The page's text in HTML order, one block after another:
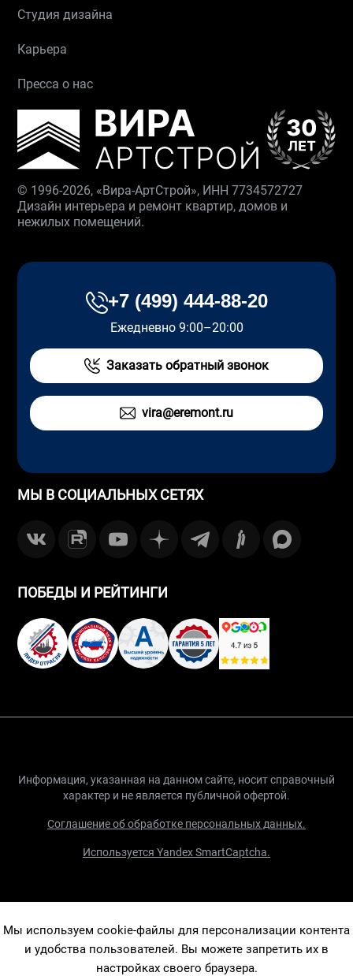
Студия дизайна
Карьера
Пресса о нас
© 1996-2026, «Вира-АртСтрой», ИНН 7734572727
Дизайн интерьера и ремонт квартир, домов и
нежилых помещений.
+7 (499) 444-88-20
Ежедневно 9:00–20:00
Заказать обратный звонок
vira@eremont.ru
МЫ В СОЦИАЛЬНЫХ СЕТЯХ
ПОБЕДЫ И РЕЙТИНГИ
Информация, указанная на данном сайте, носит справочный
характер и не является публичной офертой.
Соглашение об обработке персональных данных.
Используется Yandex SmartCaptcha.
Мы используем cookie-файлы для персонализации контента
и удобства пользователей. Вы можете запретить их в
настройках своего браузера.